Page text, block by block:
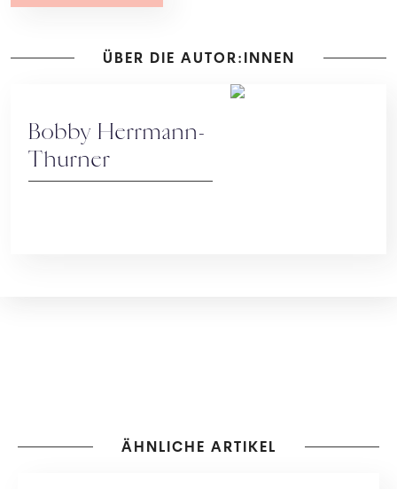
ÜBER DIE AUTOR:INNEN
Bobby Herrmann-
Thurner
ÄHNLICHE ARTIKEL